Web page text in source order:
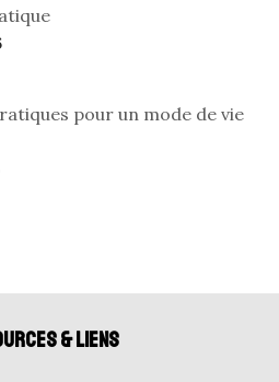
pour un mode de vie
& liens